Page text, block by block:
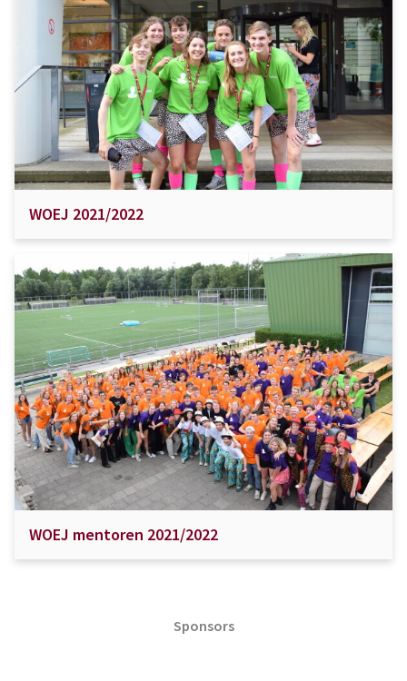
WOEJ 2021/2022
WOEJ mentoren 2021/2022
Sponsors